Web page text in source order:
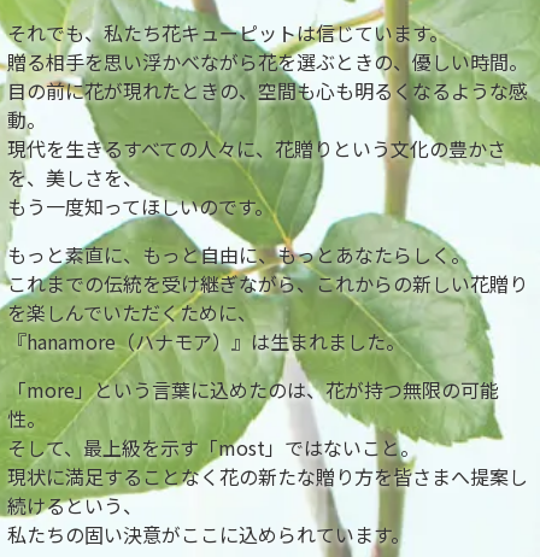
それでも、私たち花キューピットは信じています。
贈る相手を思い浮かべながら花を選ぶときの、優しい時間。
目の前に花が現れたときの、空間も心も明るくなるような感
動。
現代を生きるすべての人々に、花贈りという文化の豊かさ
を、美しさを、
もう一度知ってほしいのです。
もっと素直に、もっと自由に、もっとあなたらしく。
これまでの伝統を受け継ぎながら、これからの新しい花贈り
を楽しんでいただくために、
『hanamore（ハナモア）』は生まれました。
「more」という言葉に込めたのは、花が持つ無限の可能
性。
そして、最上級を示す「most」ではないこと。
現状に満足することなく花の新たな贈り方を皆さまへ提案し
続けるという、
私たちの固い決意がここに込められています。